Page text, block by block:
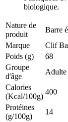
biologique.
Nature de
produit
Barre
Marque
Clif
Poids (g)
68
Groupe
d'âge
Adulte
Calories
(Kcal/100g)
400
Protéines
(g/100g)
14